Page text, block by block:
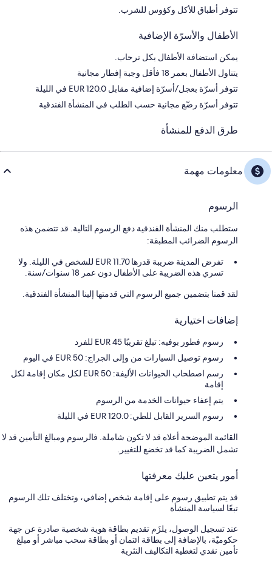
تتوفر أطباق للأكل وكؤوس للشرب.
الأطفال والأسرّة الإضافية
يمكن استضافة الأطفال بكل ترحاب.
يتناول الأطفال بعمر 18 فأقل وجبة إفطار مجانية
تتوفر أسرّة بعجل/أسرّة إضافية مقابل EUR 120.0 في الليلة
تتوفر أسرّة رضّع مجانية حسب الطلب في المنشأة الفندقية
طرق الدفع للمنشأة
معلومات مهمة
الرسوم
ستطلب منك المنشأة الفندقية دفع الرسوم التالية. قد تتضمن هذه
الرسوم الضرائب المطبقة:
تفرض المدينة ضريبة قدرها 11.70 EUR للشخص في الليلة. ولا
تسري هذه الضريبة على الأطفال دون عمر 18 سنوات/سنة.
لقد قمنا بتضمين جميع الرسوم التي قدمتها إلينا المنشأة الفندقية.
إضافات اختيارية
رسوم فطور بوفيه: تبلغ تقريبًا 45 EUR للفرد
رسوم توصيل السيارات من وإلى الجراج: 50 EUR في اليوم
رسم اصطحاب الحيوانات الأليفة: 50 EUR لكل مكان إقامة لكل
إقامة
يتم إعفاء حيوانات الخدمة من الرسوم
رسوم السرير القابل للطي: 120.0 EUR في الليلة
القائمة الموضحة أعلاه قد لا تكون شاملة. فالرسوم ومبالغ التأمين قد لا
تشمل الضريبة كما قد تخضع للتغيير.
أمور يتعين عليك معرفتها
قد يتم تطبيق رسوم على إقامة شخص إضافي، وتختلف تلك الرسوم
تبعًا لسياسة المنشأة
عند تسجيل الوصول، يلزَم تقديم بطاقة هوية شخصية صادرة عن جهة
حكوميّة، بالإضافة إلى بطاقة ائتمان أو بطاقة سحب مباشر أو مبلغ
تأمين نقدي لتغطية التكاليف النثرية